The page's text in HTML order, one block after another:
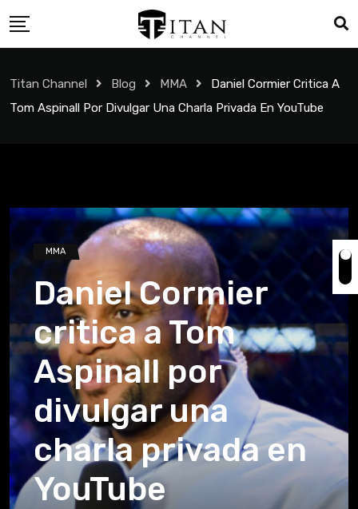
Titan Channel Blog MMA
Daniel Cormier Critica A
Tom Aspinall Por Divulgar Una Charla Privada En YouTube
MMA
Daniel Cormier
critica a Tom
Aspinall por
divulgar una
charla privada en
YouTube